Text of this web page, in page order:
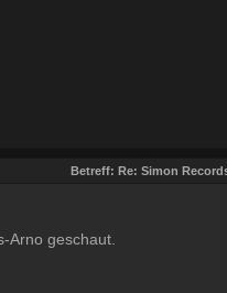
Betreff: Re: Simon
Arno geschaut.